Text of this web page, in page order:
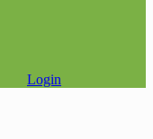
Login